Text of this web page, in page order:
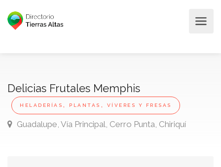
Delicias Frutales Memphis
HELADERÍAS , PLANTAS , VÍVERES Y FRESAS
Guadalupe, Vía Principal, Cerro Punta, Chiriquí